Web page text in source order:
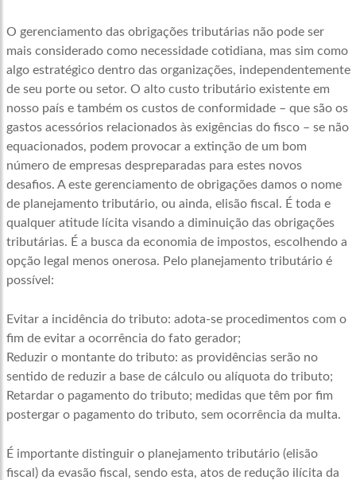
O gerenciamento das obrigações tributárias não pode ser
mais considerado como necessidade cotidiana, mas sim como
algo estratégico dentro das organizações, independentemente
de seu porte ou setor. O alto custo tributário existente em
nosso país e também os custos de conformidade – que são os
gastos acessórios relacionados às exigências do fisco – se não
equacionados, podem provocar a extinção de um bom
número de empresas despreparadas para estes novos
desafios. A este gerenciamento de obrigações damos o nome
de planejamento tributário, ou ainda, elisão fiscal. É toda e
qualquer atitude lícita visando a diminuição das obrigações
tributárias. É a busca da economia de impostos, escolhendo a
opção legal menos onerosa. Pelo planejamento tributário é
possível:
Evitar a incidência do tributo: adota-se procedimentos com o
fim de evitar a ocorrência do fato gerador;
Reduzir o montante do tributo: as providências serão no
sentido de reduzir a base de cálculo ou alíquota do tributo;
Retardar o pagamento do tributo; medidas que têm por fim
postergar o pagamento do tributo, sem ocorrência da multa.
É importante distinguir o planejamento tributário (elisão
fiscal) da evasão fiscal, sendo esta, atos de redução ilícita da